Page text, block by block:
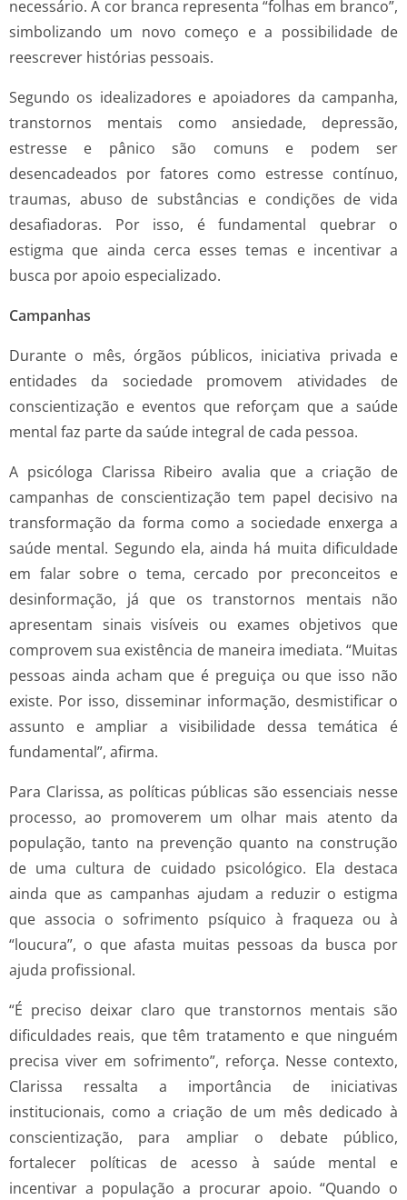
necessário. A cor branca representa “folhas em branco”,
simbolizando um novo começo e a possibilidade de
reescrever histórias pessoais.
Segundo os idealizadores e apoiadores da campanha,
transtornos mentais como ansiedade, depressão,
estresse e pânico são comuns e podem ser
desencadeados por fatores como estresse contínuo,
traumas, abuso de substâncias e condições de vida
desafiadoras. Por isso, é fundamental quebrar o
estigma que ainda cerca esses temas e incentivar a
busca por apoio especializado.
Campanhas
Durante o mês, órgãos públicos, iniciativa privada e
entidades da sociedade promovem atividades de
conscientização e eventos que reforçam que a saúde
mental faz parte da saúde integral de cada pessoa.
A psicóloga Clarissa Ribeiro avalia que a criação de
campanhas de conscientização tem papel decisivo na
transformação da forma como a sociedade enxerga a
saúde mental. Segundo ela, ainda há muita dificuldade
em falar sobre o tema, cercado por preconceitos e
desinformação, já que os transtornos mentais não
apresentam sinais visíveis ou exames objetivos que
comprovem sua existência de maneira imediata. “Muitas
pessoas ainda acham que é preguiça ou que isso não
existe. Por isso, disseminar informação, desmistificar o
assunto e ampliar a visibilidade dessa temática é
fundamental”, afirma.
Para Clarissa, as políticas públicas são essenciais nesse
processo, ao promoverem um olhar mais atento da
população, tanto na prevenção quanto na construção
de uma cultura de cuidado psicológico. Ela destaca
ainda que as campanhas ajudam a reduzir o estigma
que associa o sofrimento psíquico à fraqueza ou à
“loucura”, o que afasta muitas pessoas da busca por
ajuda profissional.
“É preciso deixar claro que transtornos mentais são
dificuldades reais, que têm tratamento e que ninguém
precisa viver em sofrimento”, reforça. Nesse contexto,
Clarissa ressalta a importância de iniciativas
institucionais, como a criação de um mês dedicado à
conscientização, para ampliar o debate público,
fortalecer políticas de acesso à saúde mental e
incentivar a população a procurar apoio. “Quando o